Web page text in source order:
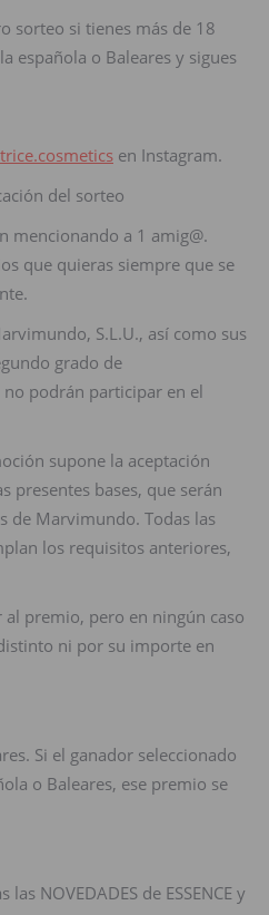
sorteo si tienes más de 18
española o Baleares y sigues
en Instagram.
del sorteo
mencionando a 1 amig@.
que quieras siempre que se
S.L.U., así como sus
grado de
podrán participar en el
supone la aceptación
presentes bases, que serán
de Marvimundo. Todas las
los requisitos anteriores,
premio, pero en ningún caso
ni por su importe en
Si el ganador seleccionado
o Baleares, ese premio se
NOVEDADES de ESSENCE y